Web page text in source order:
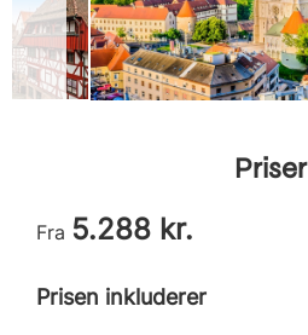
Priser
Fra 5.288 kr.
Prisen inkluderer